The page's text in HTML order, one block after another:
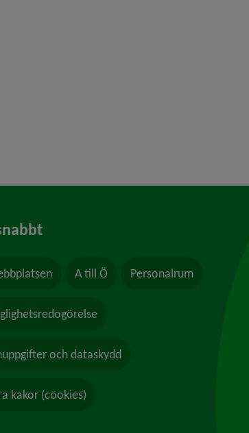
Konsumentvägledning
Borgerlig vigsel
Kris och beredskap
Felanmälan
fönster.
A till Ö Personalrum
och dataskydd
kakor (cookies)